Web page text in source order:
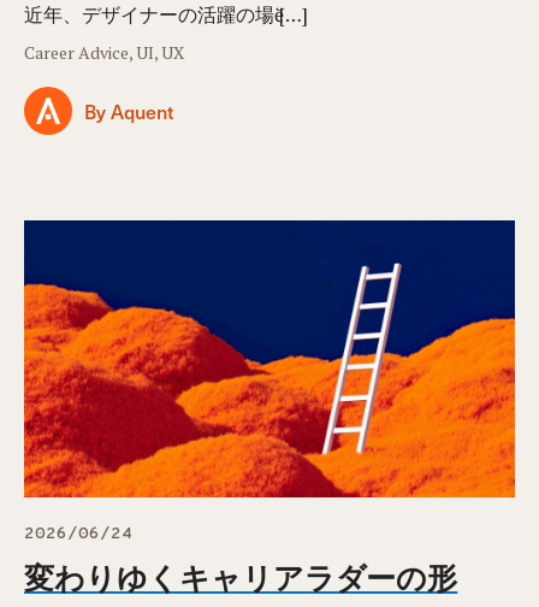
近年、デザイナーの活躍の場ӗ […]
Career Advice, UI, UX
By Aquent
2026/06/24
変わりゆくキャリアラダーの形